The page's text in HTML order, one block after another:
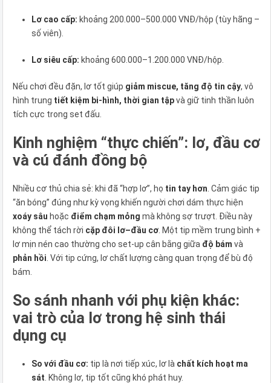
Lơ cao cấp: khoảng 200.000–500.000 VNĐ/hộp (tùy hãng –
số viên).
Lơ siêu cấp: khoảng 600.000–1.200.000 VNĐ/hộp.
Nếu chơi đều đặn, lơ tốt giúp giảm miscue, tăng độ tin cậy, vô
hình trung tiết kiệm bi-hình, thời gian tậpvà giữ tinh thần luôn
tích cực trong set đấu.
Kinh nghiệm “thực chiến”: lơ, đầu cơ
và cú đánh đồng bộ
Nhiều cơ thủ chia sẻ: khi đã “hợp lơ”, họ tin tay hơn . Cảm giác tip
“ăn bóng” đúng như kỳ vọng khiến người chơi dám thực hiện
xoáy sâu hoặc điểm chạm mỏng mà không sợ trượt. Điều này
không thể tách rời cặp đôi lơ–đầu cơ . Một tip mềm trung bình +
lơ mịn nén cao thường cho set-up cân bằng giữa độ bám và
phản hồi . Với tip cứng, lơ chất lượng càng quan trọng để bù độ
bám.
So sánh nhanh với phụ kiện khác:
vai trò của lơ trong hệ sinh thái
dụng cụ
So với đầu cơ: tip là nơi tiếp xúc, lơ là chất kích hoạt ma
sát . Không lơ, tip tốt cũng khó phát huy.